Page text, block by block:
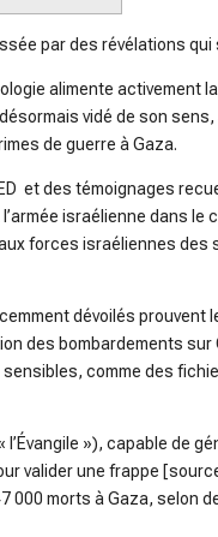
t
i
n
s
par des révélations qui
alimente activement
vidé de son
de guerre à Gaza.
et des témoignages
israélienne dans le
forces israéliennes
dévoilés prouvent
des bombardements sur
comme des
l’Évangile »), capable de
valider une frappe
000 morts à Gaza, selon